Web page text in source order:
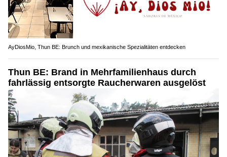
AyDiosMio, Thun BE: Brunch und mexikanische Spezialitäten entdecken
Thun BE: Brand in Mehrfamilienhaus durch
fahrlässig entsorgte Raucherwaren ausgelöst